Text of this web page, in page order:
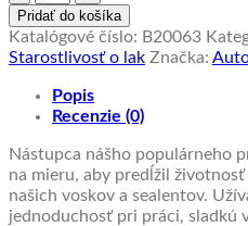
Quick
detailer
Auto
FINALE
HONEY
MILK
500
ml
Pridať do košíka
Katalógové číslo: B20063
Starostlivosť o lak Značka:
Popis
Recenzie (0)
Nástupca nášho populárneho
na mieru, aby predĺžil
našich voskov a sealentov.
jednoduchosť pri práci, sladkú